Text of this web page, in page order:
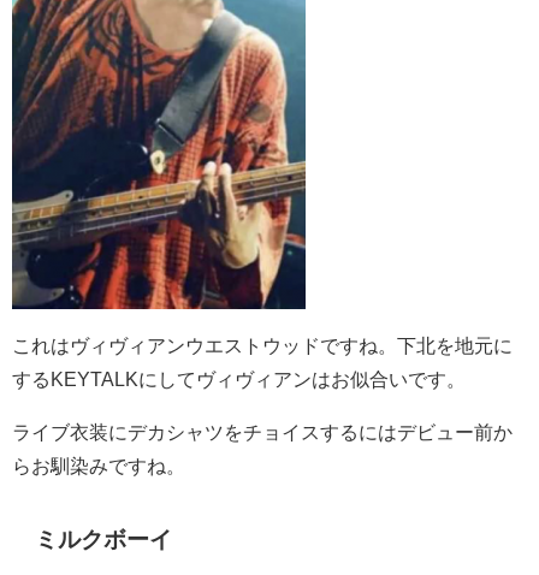
これはヴィヴィアンウエストウッドですね。下北を地元に
するKEYTALKにしてヴィヴィアンはお似合いです。
ライブ衣装にデカシャツをチョイスするにはデビュー前か
らお馴染みですね。
ミルクボーイ